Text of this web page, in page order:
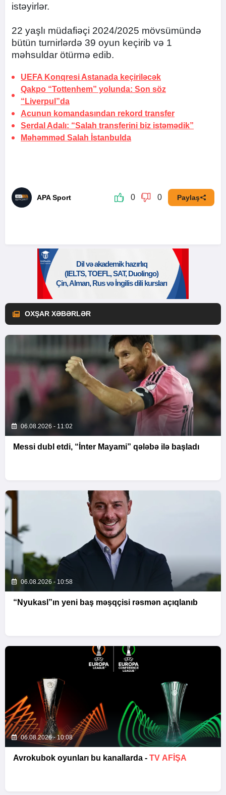
istəyirlər.
22 yaşlı müdafiəçi 2024/2025 mövsümündə
bütün turnirlərdə 39 oyun keçirib və 1
məhsuldar ötürmə edib.
UEFA Konqresi Astanada keçiriləcək
Qakpo “Tottenhem” yolunda: Son söz
“Liverpul”da
Acunun komandasından rekord transfer
Serdal Adalı: “Salah transferini biz istəmədik”
Məhəmməd Salah İstanbulda
APA Sport 0 0 Paylaş
OXŞAR XƏBƏRLƏR
06.08.2026 - 11:02
Messi dubl etdi, “İnter Mayami” qələbə ilə başladı
06.08.2026 - 10:58
“Nyukasl”ın yeni baş məşqçisi rəsmən açıqlanıb
06.08.2026 - 10:08
Avrokubok oyunları bu kanallarda - TV AFİŞA